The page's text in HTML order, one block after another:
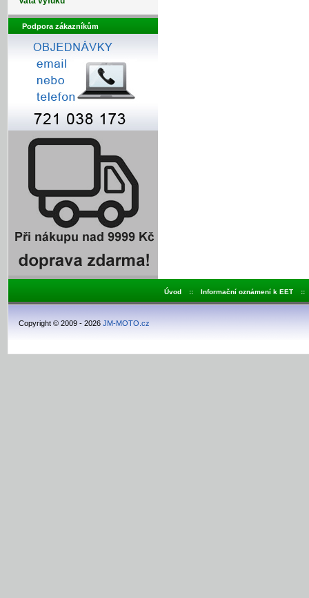
Podpora zákazníkům
Úvod :: Informační oznámení k EET ::
Copyright © 2009 - 2026 JM-MOTO.cz